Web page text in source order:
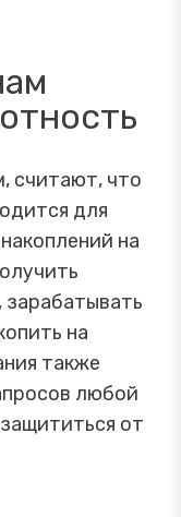
считают, что
для
на
на
также
любой
от